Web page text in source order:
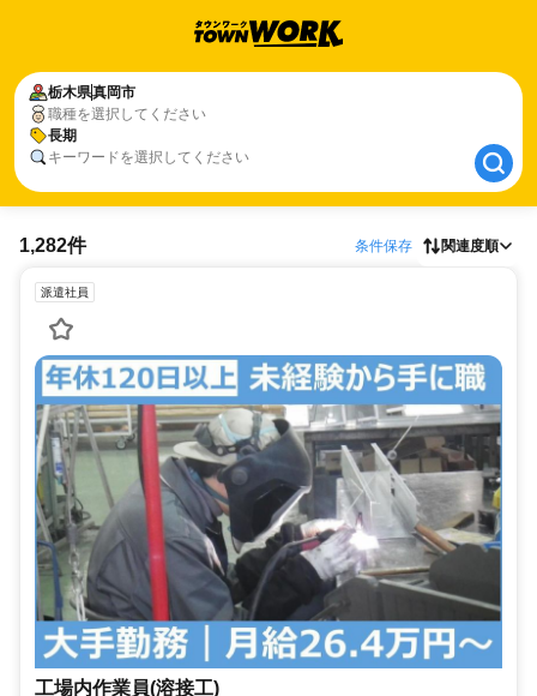
栃木県真岡市
職種を選択してください
長期
キーワードを選択してください
栃木県真岡市
長期
1,282件 条件保存 関連度順
派遣社員
工場内作業員(溶接工)